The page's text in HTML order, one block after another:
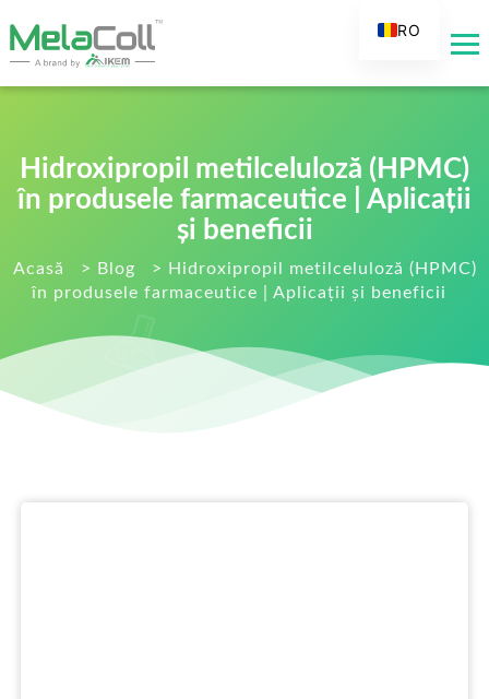
Hidroxipropil metilceluloză (HPMC)
în produsele farmaceutice | Aplicații
și beneficii
Acasă > Blog >
Hidroxipropil metilceluloză (HPMC)
în produsele farmaceutice | Aplicații și beneficii
RO
ES
FR
IT
FI